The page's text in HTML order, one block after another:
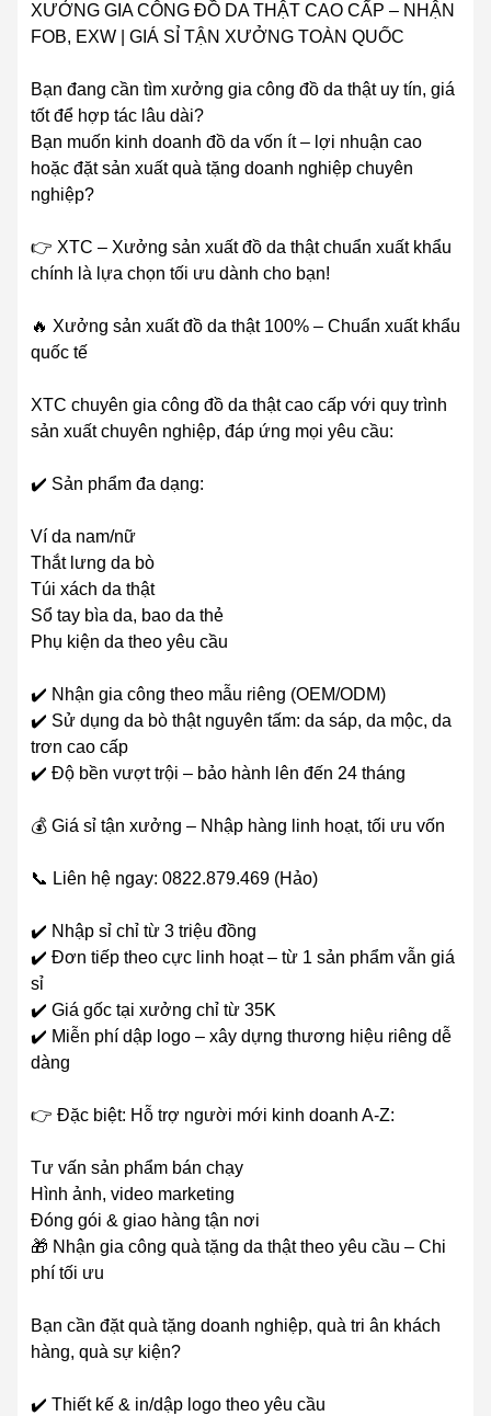
XƯỞNG GIA CÔNG ĐỒ DA THẬT CAO CẤP – NHẬN
FOB, EXW | GIÁ SỈ TẬN XƯỞNG TOÀN QUỐC
Bạn đang cần tìm xưởng gia công đồ da thật uy tín, giá
tốt để hợp tác lâu dài?
Bạn muốn kinh doanh đồ da vốn ít – lợi nhuận cao
hoặc đặt sản xuất quà tặng doanh nghiệp chuyên
nghiệp?
👉 XTC – Xưởng sản xuất đồ da thật chuẩn xuất khẩu
chính là lựa chọn tối ưu dành cho bạn!
🔥 Xưởng sản xuất đồ da thật 100% – Chuẩn xuất khẩu
quốc tế
XTC chuyên gia công đồ da thật cao cấp với quy trình
sản xuất chuyên nghiệp, đáp ứng mọi yêu cầu:
✔️ Sản phẩm đa dạng:
Ví da nam/nữ
Thắt lưng da bò
Túi xách da thật
Sổ tay bìa da, bao da thẻ
Phụ kiện da theo yêu cầu
✔️ Nhận gia công theo mẫu riêng (OEM/ODM)
✔️ Sử dụng da bò thật nguyên tấm: da sáp, da mộc, da
trơn cao cấp
✔️ Độ bền vượt trội – bảo hành lên đến 24 tháng
💰 Giá sỉ tận xưởng – Nhập hàng linh hoạt, tối ưu vốn
📞 Liên hệ ngay: 0822.879.469 (Hảo)
✔️ Nhập sỉ chỉ từ 3 triệu đồng
✔️ Đơn tiếp theo cực linh hoạt – từ 1 sản phẩm vẫn giá
sỉ
✔️ Giá gốc tại xưởng chỉ từ 35K
✔️ Miễn phí dập logo – xây dựng thương hiệu riêng dễ
dàng
👉 Đặc biệt: Hỗ trợ người mới kinh doanh A-Z:
Tư vấn sản phẩm bán chạy
Hình ảnh, video marketing
Đóng gói & giao hàng tận nơi
🎁 Nhận gia công quà tặng da thật theo yêu cầu – Chi
phí tối ưu
Bạn cần đặt quà tặng doanh nghiệp, quà tri ân khách
hàng, quà sự kiện?
✔️ Thiết kế & in/dập logo theo yêu cầu